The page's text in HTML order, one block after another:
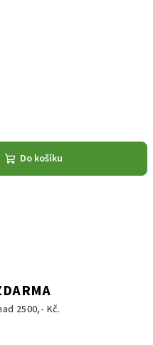
Do košíku
2500,- Kč.